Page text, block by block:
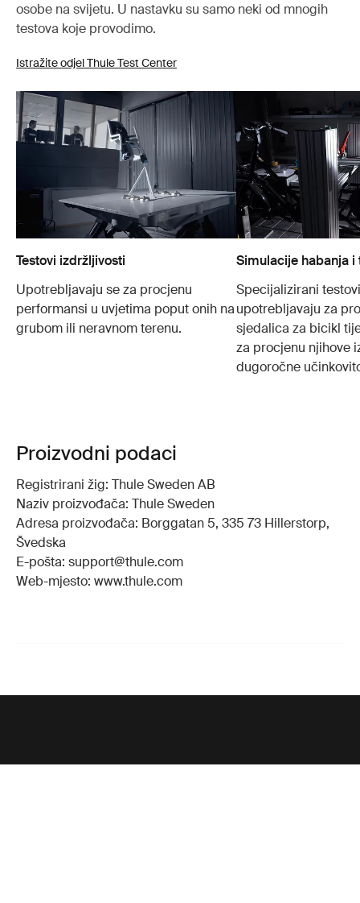
osobe na svijetu. U nastavku su samo neki od mnogih
testova koje provodimo.
Istražite odjel Thule Test Center
Testovi izdržljivosti
Upotrebljavaju se za procjenu
performansi u uvjetima poput onih na
grubom ili neravnom terenu.
Simulacije habanja i
Specijalizirani
upotrebljavaju za
sjedalica za bicikl
za procjenu njihove
dugoročne
Proizvodni podaci
Registrirani žig: Thule Sweden AB
Naziv proizvođača: Thule Sweden
Adresa proizvođača: Borggatan 5, 335 73 Hillerstorp,
Švedska
E-pošta: support@thule.com
Web-mjesto: www.thule.com